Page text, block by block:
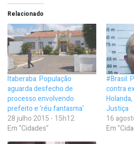
Relacionado
Itaberaba: População
aguarda desfecho de
processo envolvendo
prefeito e ‘réu fantasma’
28 julho 2015 - 15h12
Em "Cidades"
#Brasil:
contra
Justiça
16
Em